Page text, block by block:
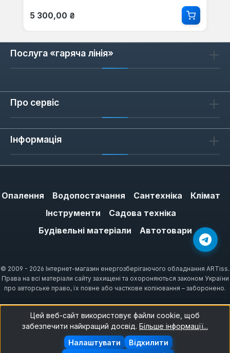
Звичайна ціна:
5 300,00 ₴
Послуга «гаряча лінія»
Про сервіс
Інформація
Опалення Водопостачання Сантехніка
Клімат
Інструменти
Садова техніка
Будівельні матеріали
Автотовари
© 2009 - 2026 Інтернет-магазин енергозберігаючого обладнання ARTiss.
Права на всі матеріали сайту захищені та охороняються законом України
про авторське право, їх повне або часткове копіювання – заборонено.
Цей веб-сайт використовує файли cookie, щоб
забезпечити найкращий досвід. Більше інформації...
Відхилити
Налаштувати